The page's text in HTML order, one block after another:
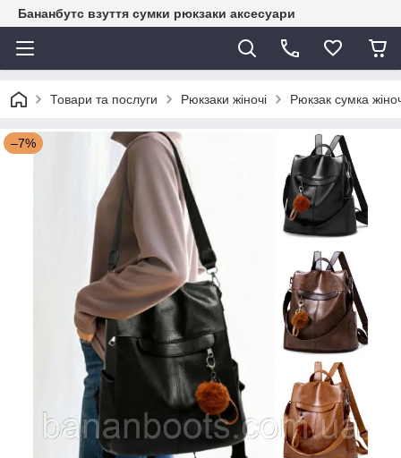
Бананбутс взуття сумки рюкзаки аксесуари
Товари та послуги Рюкзаки жіночі Рюкзак сумка
–7%